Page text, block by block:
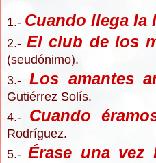
1.- Cuando llega la
2.- El club de los
(seudónimo).
3.- Los amantes
Gutiérrez Solís.
4.- Cuando
Rodríguez.
5.-Érase una vez